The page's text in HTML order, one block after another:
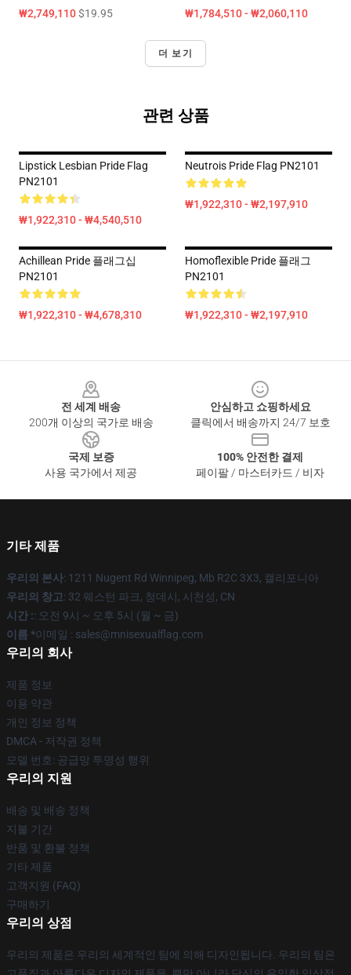
₩2,749,110$19.95 ₩1,784,510 - ₩2,060,110
더 보기
관련 상품
Lipstick Lesbian Pride Flag
PN2101
₩1,922,310 - ₩4,540,510
Neutrois Pride Flag PN2101
₩1,922,310 - ₩2,197,910
Achillean Pride 플래그십
PN2101
₩1,922,310 - ₩4,678,310
Homoflexible Pride 플래그
PN2101
₩1,922,310 - ₩2,197,910
전 세계 배송
200개 이상의 국가로 배송
안심하고 쇼핑하세요
클릭에서 배송까지 24/7 보호
국제 보증
사용 국가에서 제공
100% 안전한 결제
페이팔 / 마스터카드 / 비자
기타 제품
우리의 본사: 1211 Nugent Rd Winnipeg, Mb R2C 3X3, 캘리포니아
우리의 창고: 32 웨스턴 파크, 청데시, 시천성, CN
시간 :: 오전 9시 ~ 오후 5시 (월 ~ 금)
이름 *이메일 : sales@mnisexualflag.com
우리의 회사
제품 정보
이용 약관
개인 정보 정책
DMCA - 저작권 정책
모델 번호: 공급망 투명성 행위
우리의 지원
배송 및 배송 정책
지불 기간
반품 및 환불 정책
기타 제품
고객지원 (FAQ)
구매하기
우리의 상점
우리의 제품은 우리의 세계적인 팀에 의해 디자인됩니다. 우리의 팀은